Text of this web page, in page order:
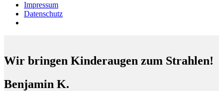
Impressum
Datenschutz
Wir bringen Kinderaugen zum Strahlen!
Benjamin K.